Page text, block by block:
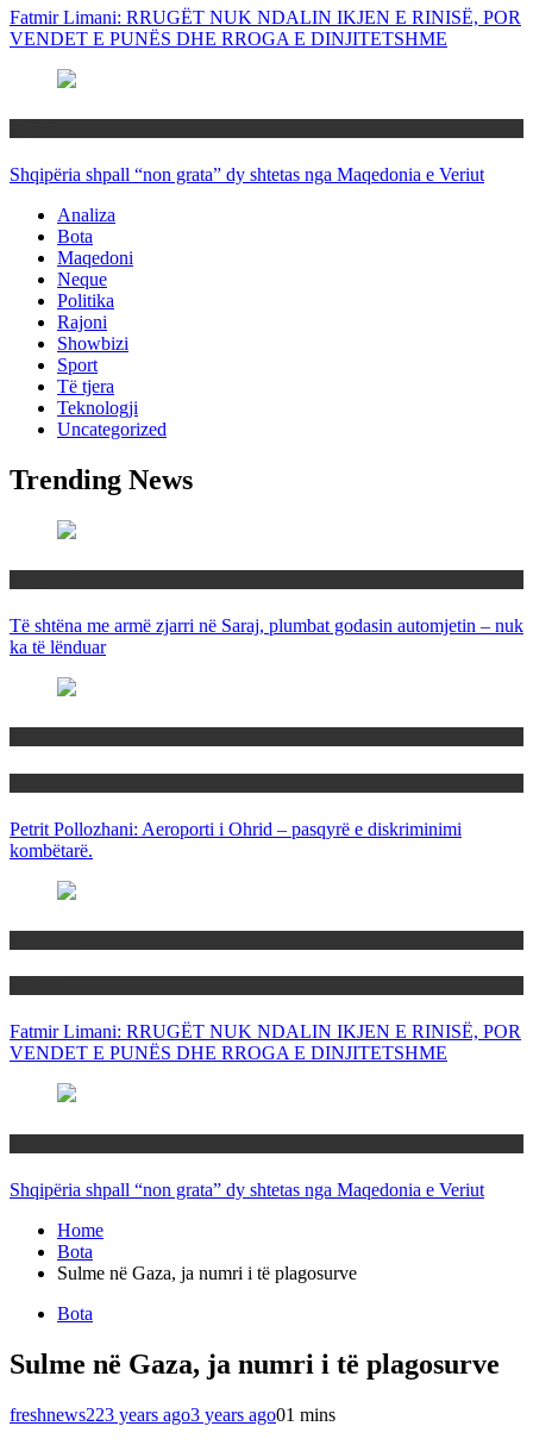
Fatmir Limani: RRUGËT NUK NDALIN IKJEN E RINISË, POR
VENDET E PUNËS DHE RROGA E DINJITETSHME
Shqipëria shpall “non grata” dy shtetas nga Maqedonia e Veriut
Analiza
Bota
Maqedoni
Neque
Politika
Rajoni
Showbizi
Sport
Të tjera
Teknologji
Uncategorized
Trending News
Të shtëna me armë zjarri në Saraj, plumbat godasin automjetin – nuk
ka të lënduar
Petrit Pollozhani: Aeroporti i Ohrid – pasqyrë e diskriminimi
kombëtarë.
Fatmir Limani: RRUGËT NUK NDALIN IKJEN E RINISË, POR
VENDET E PUNËS DHE RROGA E DINJITETSHME
Shqipëria shpall “non grata” dy shtetas nga Maqedonia e Veriut
Home
Bota
Sulme në Gaza, ja numri i të plagosurve
Bota
Sulme në Gaza, ja numri i të plagosurve
freshnews223 years ago3 years ago01 mins